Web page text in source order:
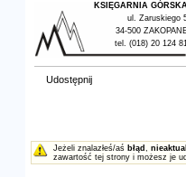
KSIĘGARNIA
ul. Zaruskiego
34-500
tel. (018) 20 124
Udostępnij
Jeżeli znalazłeś/aś błąd ,
zawartość tej strony i możesz je